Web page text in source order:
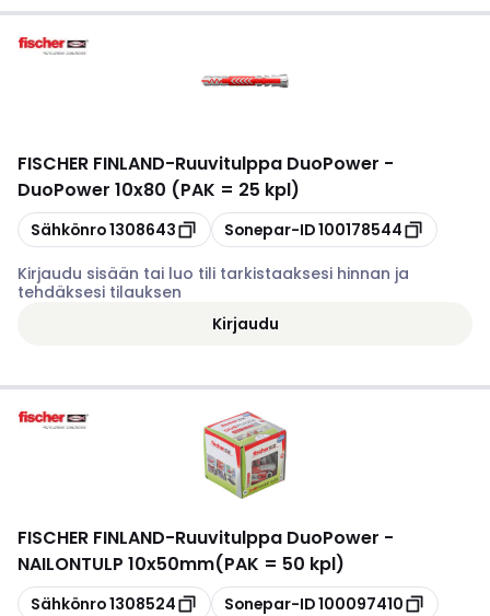
FISCHER FINLAND-Ruuvitulppa DuoPower -
DuoPower 10x80 (PAK = 25 kpl)
Kopioi
Sähkönro1308643 Kopioi
Sonepar-ID100178544
Kirjaudu sisään tai luo tili tarkistaaksesi hinnan ja
tehdäksesi tilauksen
Kirjaudu
FISCHER FINLAND-Ruuvitulppa DuoPower -
NAILONTULP 10x50mm(PAK = 50 kpl)
Kopioi
Sähkönro1308524 Kopioi
Sonepar-ID100097410